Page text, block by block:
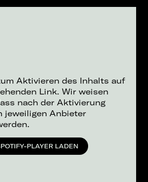
Aktivieren des Inhalts auf
Link. Wir weisen
nach der Aktivierung
jeweiligen Anbieter
PLAYER LADEN